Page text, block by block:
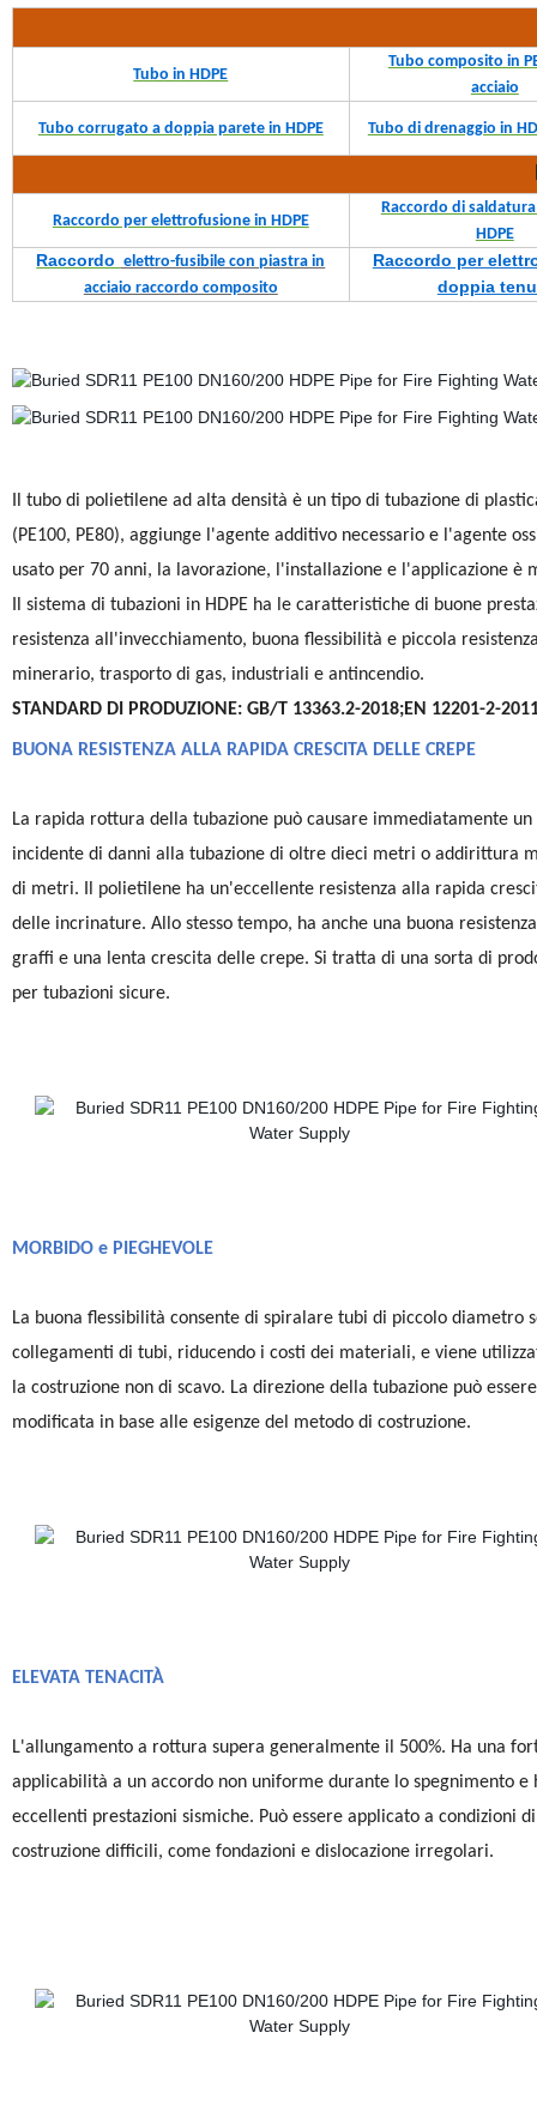
Tubo in HDPE
Tubo composito in
acciaio
Tubo corrugato a doppia parete in HDPE Tubo di drenaggio in
Raccordo per elettrofusione in HDPE
Raccordo di
HDPE
Raccordo elettro-fusibile con piastra in
acciaio raccordo composito
Raccordo per
doppia
Il tubo di polietilene ad alta densità è un tipo di tubazione di
(PE100, PE80), aggiunge l'agente additivo necessario e l'agente
usato per 70 anni, la lavorazione, l'installazione e l'applicazione è
Il sistema di tubazioni in HDPE ha le caratteristiche di buone
resistenza all'invecchiamento, buona flessibilità e piccola
minerario, trasporto di gas, industriali e antincendio.
STANDARD DI PRODUZIONE: GB/T 13363.2-2018;EN 12201-2-
BUONA RESISTENZA ALLA RAPIDA CRESCITA DELLE CREPE
La rapida rottura della tubazione può causare immediatamente un
incidente di danni alla tubazione di oltre dieci metri o addirittura
di metri. Il polietilene ha un'eccellente resistenza alla rapida
delle incrinature. Allo stesso tempo, ha anche una buona
graffi e una lenta crescita delle crepe. Si tratta di una sorta di
per tubazioni sicure.
MORBIDO e PIEGHEVOLE
La buona flessibilità consente di spiralare tubi di piccolo diametro
collegamenti di tubi, riducendo i costi dei materiali, e viene
la costruzione non di scavo. La direzione della tubazione può essere
modificata in base alle esigenze del metodo di costruzione.
ELEVATA TENACITÀ
L'allungamento a rottura supera generalmente il 500%. Ha una
applicabilità a un accordo non uniforme durante lo spegnimento e
eccellenti prestazioni sismiche. Può essere applicato a condizioni di
costruzione difficili, come fondazioni e dislocazione irregolari.